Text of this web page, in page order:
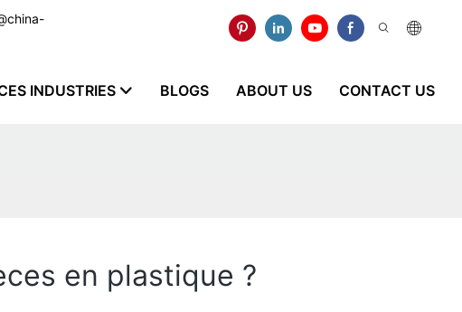
INDUSTRIES BLOGS ABOUT US CONTACT US
en plastique ?